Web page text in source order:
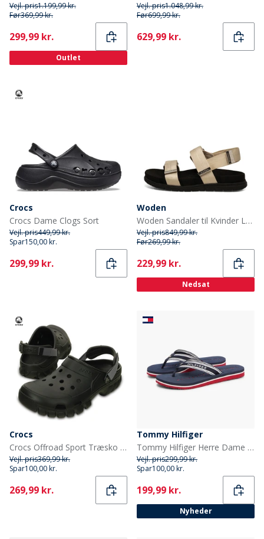
Vejl. pris1.199,99 kr.
Før369,99 kr.
Current
299,99 kr.
Outlet
Vejl. pris1.048,99 kr.
Før699,99 kr.
Current
629,99 kr.
Crocs
Crocs Dame Clogs Sort
Vejl. pris449,99 kr.
Spar150,00 kr.
Current
299,99 kr.
Woden
Woden Sandaler til Kvinder Louisa 813 Elfenben
Vejl. pris849,99 kr.
Før269,99 kr.
Current
229,99 kr.
Nedsat
Crocs
Crocs Offroad Sport Træsko Sort/Grafit
Vejl. pris369,99 kr.
Spar100,00 kr.
Current
269,99 kr.
Tommy Hilfiger
Tommy Hilfiger Herre Dame Webbing Flip Flops Rwb
Vejl. pris299,99 kr.
Spar100,00 kr.
Current
199,99 kr.
Nyheder